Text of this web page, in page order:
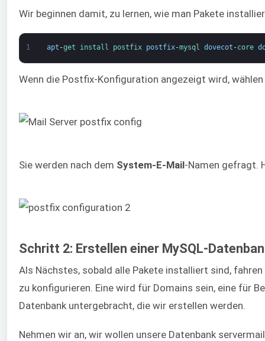
Wir beginnen damit, zu lernen, wie man Pakete
1 apt -get install postfix postfix-mysql dovecot -core
Wenn die Postfix-Konfiguration angezeigt wird,
Sie werden nach dem System-E-Mail-Namen gefragt.
Schritt 2: Erstellen einer MySQL-
Als Nächstes, sobald alle Pakete installiert sind,
zu konfigurieren. Eine wird für Domains sein, eine für
Datenbank untergebracht, die wir erstellen werden.
Nehmen wir an, wir wollen unsere Datenbank